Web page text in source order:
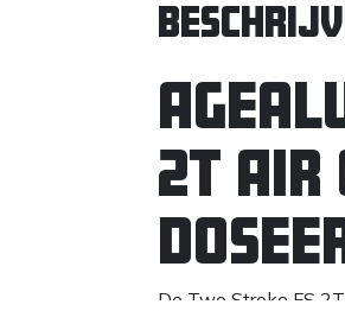
2T Air
De Two Stroke FS